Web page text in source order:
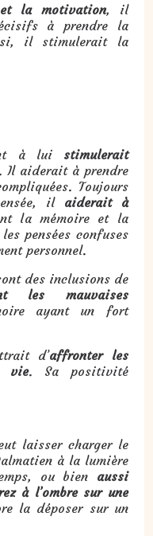
la motivation, il
à prendre la
il stimulerait la
à lui stimulerait
. Il aiderait à prendre
Toujours
il aiderait à
la mémoire et la
pensées confuses
personnel.
des inclusions de
les mauvaises
ayant un fort
d’affronter les
vie. Sa positivité
laisser charger le
à la lumière
ou bien aussi
à l’ombre sur une
la déposer sur un